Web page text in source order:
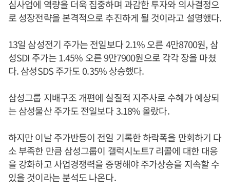
심사업에 역량을 더욱 집중하며 과감한 투자와 의사결정으
로 성장전략을 본격적으로 추진하게 될 것이라고 설명했다.
13일 삼성전기 주가는 전일보다 2.1% 오른 4만8700원, 삼
성SDI 주가는 1.45% 오른 9만7900원으로 각각 장을 마쳤
다. 삼성SDS 주가도 0.35% 상승했다.
삼성그룹 지배구조 개편에 실질적 지주사로 수혜가 예상되
는 삼성물산 주가도 전일보다 3.18% 올랐다.
하지만 이날 주가반등이 전일 기록한 하락폭을 만회하기 다
소 부족한 만큼 삼성그룹이 갤럭시노트7 리콜에 대한 대응
을 강화하고 사업경쟁력을 증명해야 주가상승을 지속할 수
있을 것이라는 분석도 나온다.